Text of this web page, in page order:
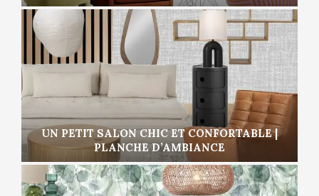
UN PETIT SALON CHIC ET CONFORTABLE |
PLANCHE D’AMBIANCE